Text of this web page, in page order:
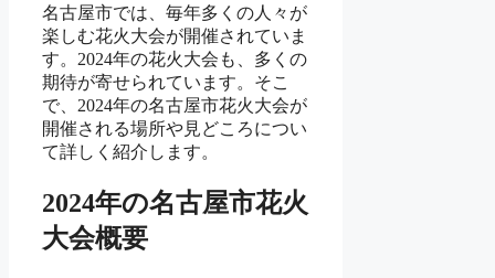
名古屋市では、毎年多くの人々が
楽しむ花火大会が開催されていま
す。2024年の花火大会も、多くの
期待が寄せられています。そこ
で、2024年の名古屋市花火大会が
開催される場所や見どころについ
て詳しく紹介します。
2024年の名古屋市花火
大会概要